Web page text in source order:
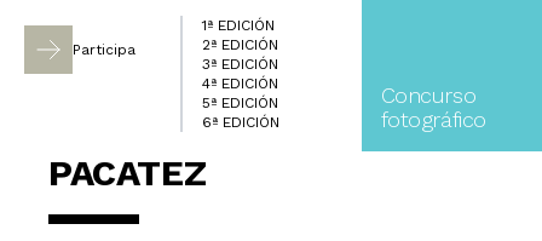
Participa
1ª EDICIÓN
2ª EDICIÓN
3ª EDICIÓN
4ª EDICIÓN
5ª EDICIÓN
6ª EDICIÓN
Concurso
fotográfico
PACATEZ